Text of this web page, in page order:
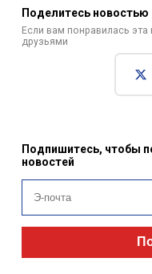
Поделитесь новостью
Если вам понравилась
друзьями
Подпишитесь, чтобы
новостей